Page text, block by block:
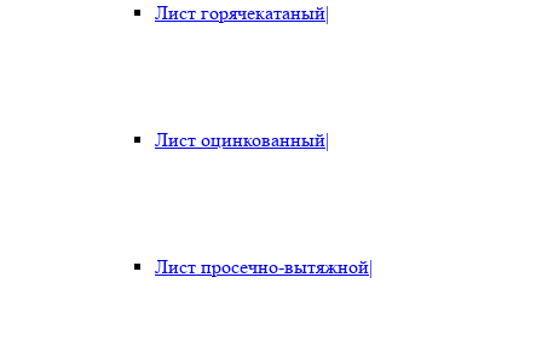
Лист горячекатаный|
Лист оцинкованный|
Лист просечно-вытяжной|